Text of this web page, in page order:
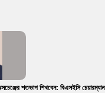
শতভাগ শিখবেন: বিএসইসি চেয়ারম্যান